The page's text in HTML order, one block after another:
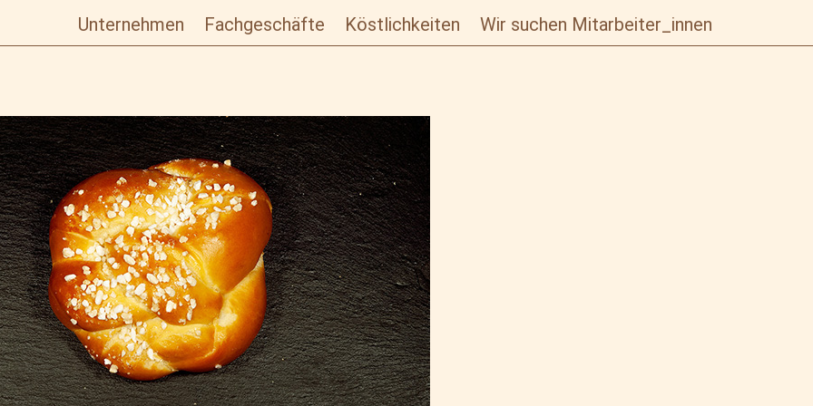
Unternehmen Fachgeschäfte Köstlichkeiten Wir suchen Mitarbeiter_innen